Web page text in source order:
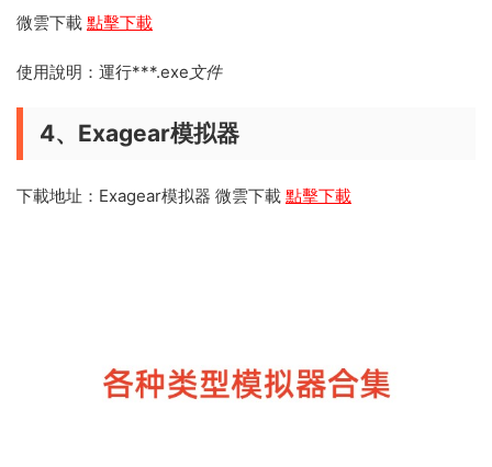
微雲下載 點擊下載
使用說明：運行***.exe文件
4、Exagear模拟器
下載地址：Exagear模拟器 微雲下載 點擊下載